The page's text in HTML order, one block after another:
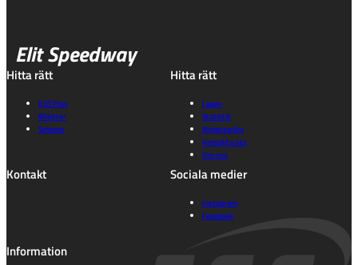
Elit Speedway
Hitta rätt
ESS Play
Biljetter
Schema
Hitta rätt
Lagen
Statistik
Nyhetsarkiv
Kontakta oss
Om oss
Kontakt Sociala medier
Instagram
Facebook
Information